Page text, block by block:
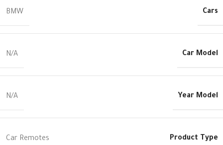
Cars
BMW
Car Model
N/A
Year Model
N/A
Product Type
Car Remotes